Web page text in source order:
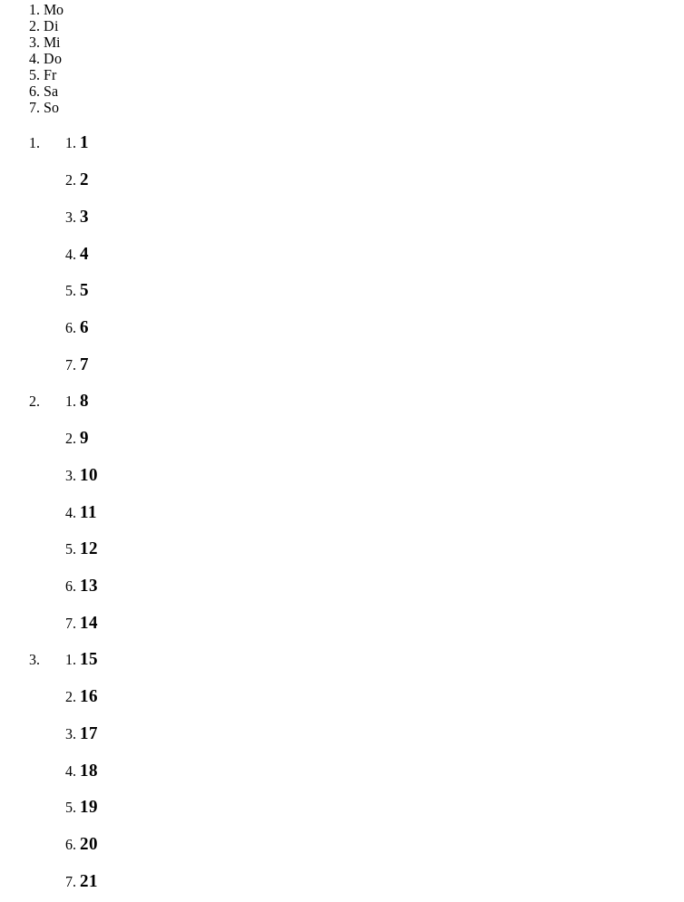
Mo
Di
Mi
Do
Fr
Sa
So
1
2
3
4
5
6
7
8
9
10
11
12
13
14
15
16
17
18
19
20
21